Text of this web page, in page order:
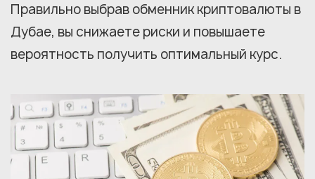
Правильно выбрав обменник криптовалюты в
Дубае, вы снижаете риски и повышаете
вероятность получить оптимальный курс.